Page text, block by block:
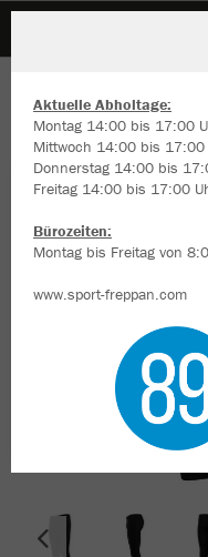
Aktuelle Abholtage:
Montag 14:00 bis 17:00
Mittwoch 14:00 bis 17:00
Donnerstag 14:00 bis
Freitag 14:00 bis 17:00
Bürozeiten:
Montag bis Freitag von
www.sport-freppan.com
Wir verwenden Cookies
Inhalte anzeigen und
zu den Cookies findest